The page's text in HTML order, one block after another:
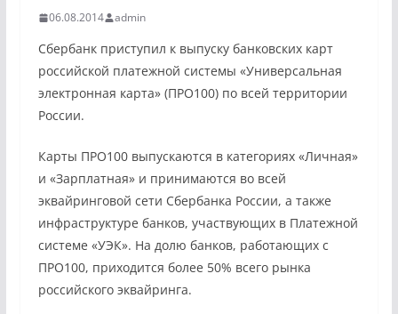
06.08.2014 admin
Сбербанк приступил к выпуску банковских карт
российской платежной системы «Универсальная
электронная карта» (ПРО100) по всей территории
России.
Карты ПРО100 выпускаются в категориях «Личная»
и «Зарплатная» и принимаются во всей
эквайринговой сети Сбербанка России, а также
инфраструктуре банков, участвующих в Платежной
системе «УЭК». На долю банков, работающих с
ПРО100, приходится более 50% всего рынка
российского эквайринга.